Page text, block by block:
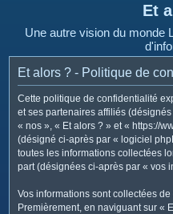
Et
Une autre vision du monde
Et alors ? - Politique de
Cette politique de confidentialité
et ses partenaires affiliés
« nos », « Et alors ? » et « https://
(désigné ci-après par « logiciel
toutes les informations collectées
part (désignées ci-après par « vos
Vos informations sont collectées
Premièrement, en naviguant sur «